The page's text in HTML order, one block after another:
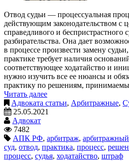
Отвод судьи — процессуальная
действующим законодательством с
справедливого и беспристрастного
разбирательства. Она дает
в процессе произвести замену
практике требует наличия
соответствующее ходатайство и
нужно изучить все ее нюансы и
практику по решениям,
Читать далее
Адвоката статьи, Арбитражные,
25.05.2021
Адвокат
7482
АПК РФ, арбитраж,
суд, отвод, практика, процесс,
процесс, судья, ходатайство, штраф